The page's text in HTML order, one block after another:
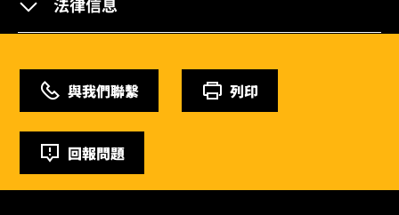
與我們聯繫 列印
回報問題